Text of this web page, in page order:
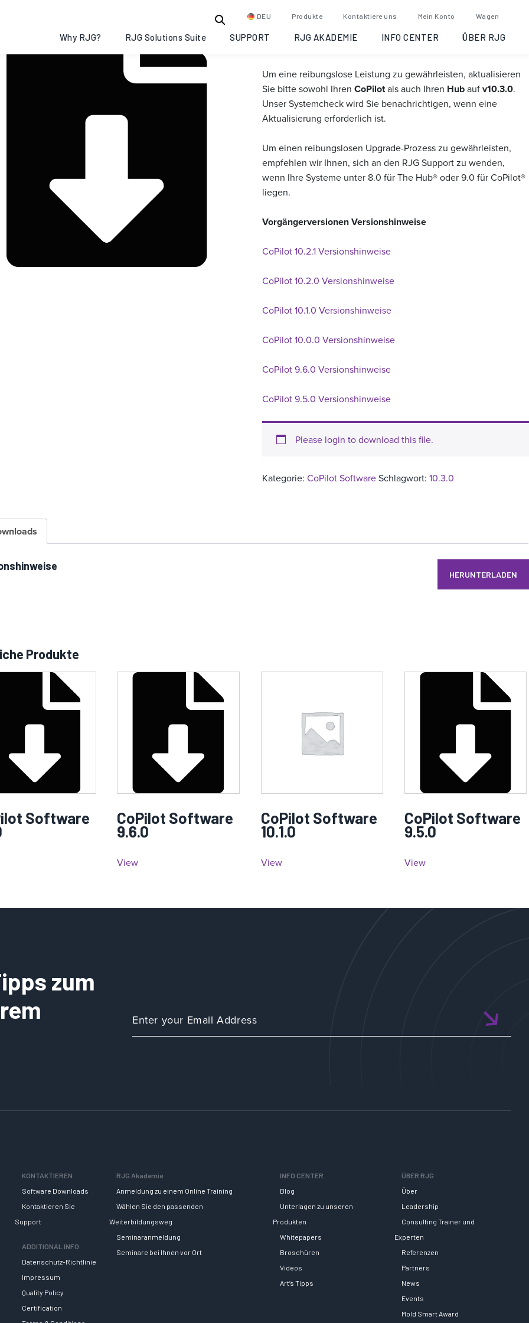
DEU Produkte Kontaktiere uns Mein Konto Wagen
Why RJG? RJG Solutions Suite SUPPORT RJG AKADEMIE INFO CENTER ÜBER RJG
CoPilot Software 10.3.0
Diese Version ist NICHT validiert.
Um eine reibungslose Leistung zu gewährleisten, aktualisieren
Sie bitte sowohl IhrenCoPilotals auch Ihren Hubaufv10.3.0.
Unser Systemcheck wird Sie benachrichtigen, wenn eine
Aktualisierung erforderlich ist.
Um einen reibungslosen Upgrade-Prozess zu gewährleisten,
empfehlen wir Ihnen, sich an den RJG Support zu wenden,
wenn Ihre Systeme unter 8.0 für The Hub® oder 9.0 für CoPilot®
liegen.
Vorgängerversionen Versionshinweise
CoPilot 10.2.1 Versionshinweise
CoPilot 10.2.0 Versionshinweise
CoPilot 10.1.0 Versionshinweise
CoPilot 10.0.0 Versionshinweise
CoPilot 9.6.0 Versionshinweise
CoPilot 9.5.0 Versionshinweise
Please login to download this file.
Kategorie:CoPilot SoftwareSchlagwort:10.3.0
HERUNTERLADEN
Produkte
Software CoPilot Software
9.6.0
View
CoPilot Software
10.1.0
View
CoPilot Software
9.5.0
View
zum
KONTAKTIEREN
Software Downloads
Kontaktieren Sie
Support
ADDITIONAL INFO
Datenschutz-Richtlinie
Impressum
Quality Policy
Certification
RJG Akademie
Anmeldung zu einem Online Training
Wählen Sie den passenden
Weiterbildungsweg
Seminaranmeldung
Seminare bei Ihnen vor Ort
INFO CENTER
Blog
Unterlagen zu unseren
Produkten
Whitepapers
Broschüren
Videos
Art’s Tipps
ÜBER RJG
Über
Leadership
Consulting Trainer und
Experten
Referenzen
Partners
News
Events
Mold Smart Award